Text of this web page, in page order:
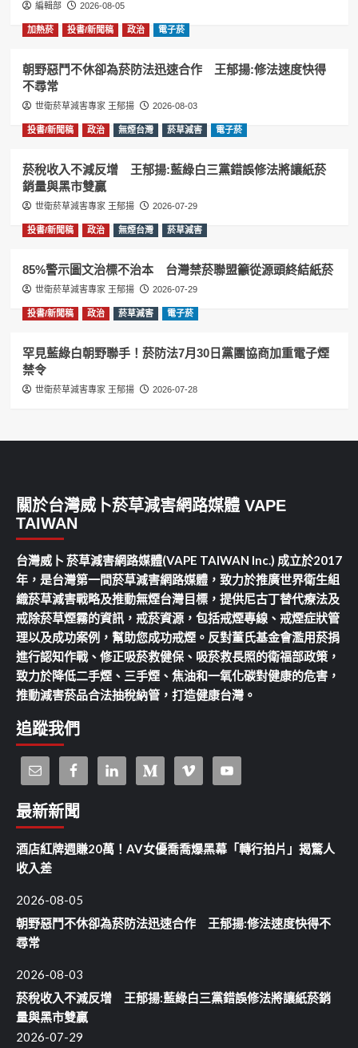
編輯部 2026-08-05
加熱菸 投書/新聞稿 政治 電子菸
朝野惡鬥不休卻為菸防法迅速合作 王郁揚:修法速度快得
不尋常
世衛菸草減害專家 王郁揚 2026-08-03
投書/新聞稿 政治 無煙台灣 菸草減害 電子菸
菸稅收入不減反增 王郁揚:藍綠白三黨錯誤修法將讓紙菸
銷量與黑市雙贏
世衛菸草減害專家 王郁揚 2026-07-29
投書/新聞稿 政治 無煙台灣 菸草減害
85%警示圖文治標不治本 台灣禁菸聯盟籲從源頭終結紙菸
世衛菸草減害專家 王郁揚 2026-07-29
投書/新聞稿 政治 菸草減害 電子菸
罕見藍綠白朝野聯手！菸防法7月30日黨團協商加重電子煙
禁令
世衛菸草減害專家 王郁揚 2026-07-28
關於台灣威卜菸草減害網路媒體 VAPE
TAIWAN
台灣威卜 菸草減害網路媒體(VAPE TAIWAN Inc.) 成立於2017
年，是台灣第一間菸草減害網路媒體，致力於推廣世界衛生組
織菸草減害戰略及推動無煙台灣目標，提供尼古丁替代療法及
戒除菸草煙霧的資訊，戒菸資源，包括戒煙專線、戒煙症狀管
理以及成功案例，幫助您成功戒煙。反對董氏基金會濫用菸捐
進行認知作戰、修正吸菸救健保、吸菸救長照的衛福部政策，
致力於降低二手煙、三手煙、焦油和一氧化碳對健康的危害，
推動減害菸品合法抽稅納管，打造健康台灣。
追蹤我們
最新新聞
酒店紅牌週賺20萬！AV女優喬喬爆黑幕「轉行拍片」揭驚人
收入差
2026-08-05
朝野惡鬥不休卻為菸防法迅速合作 王郁揚:修法速度快得不
尋常
2026-08-03
菸稅收入不減反增 王郁揚:藍綠白三黨錯誤修法將讓紙菸銷
量與黑市雙贏
2026-07-29